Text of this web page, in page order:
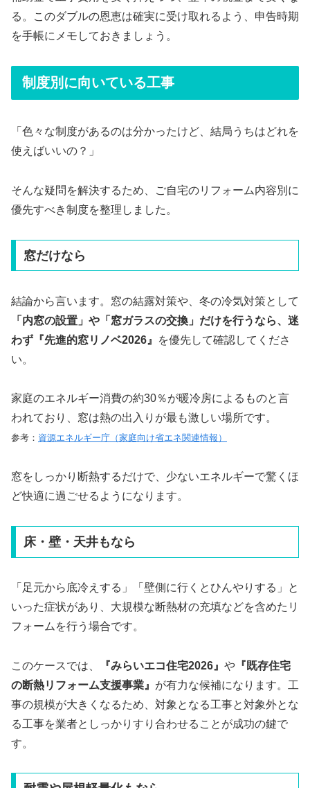
る。このダブルの恩恵は確実に受け取れるよう、申告時期
を手帳にメモしておきましょう。
制度別に向いている工事
「色々な制度があるのは分かったけど、結局うちはどれを
使えばいいの？」
そんな疑問を解決するため、ご自宅のリフォーム内容別に
優先すべき制度を整理しました。
窓だけなら
結論から言います。窓の結露対策や、冬の冷気対策として
「内窓の設置」や「窓ガラスの交換」だけを行うなら、迷
わず『先進的窓リノベ2026』
を優先して確認してくださ
い。
家庭のエネルギー消費の約30％が暖冷房によるものと言
われており、窓は熱の出入りが最も激しい場所です。
参考： 資源エネルギー庁（家庭向け省エネ関連情報）
窓をしっかり断熱するだけで、少ないエネルギーで驚くほ
ど快適に過ごせるようになります。
床・壁・天井もなら
「足元から底冷えする」「壁側に行くとひんやりする」と
いった症状があり、大規模な断熱材の充填などを含めたリ
フォームを行う場合です。
このケースでは、 『みらいエコ住宅2026』 や 『既存住宅
の断熱リフォーム支援事業』 が有力な候補になります。工
事の規模が大きくなるため、対象となる工事と対象外とな
る工事を業者としっかりすり合わせることが成功の鍵で
す。